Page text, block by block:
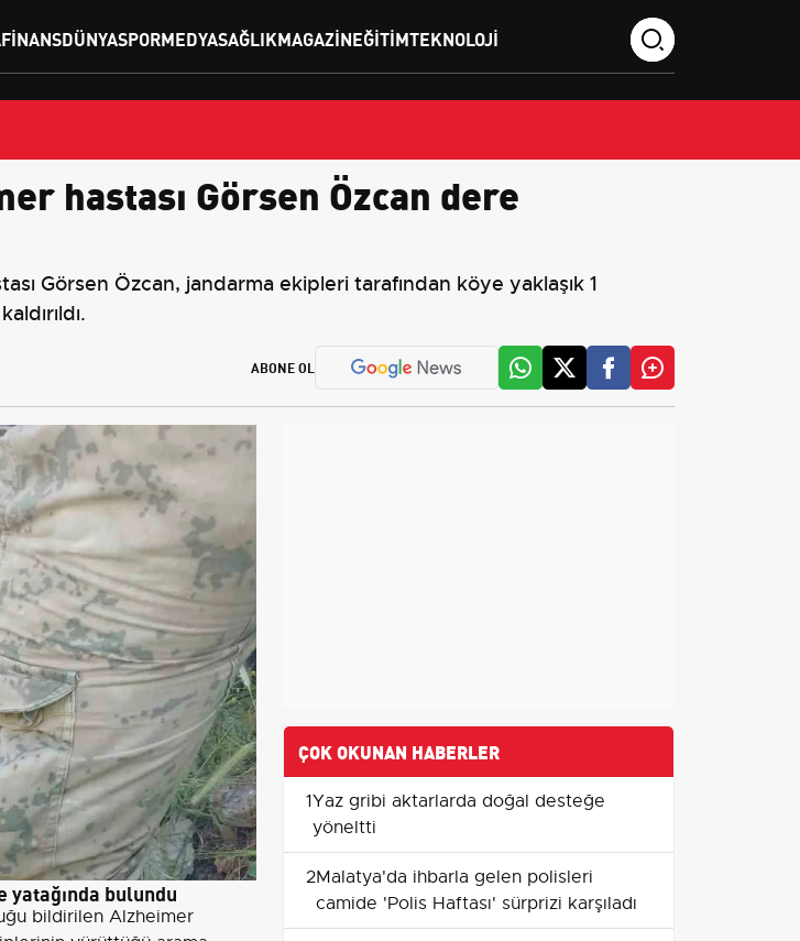
FINANSDÜNYASPORMEDYASAĞLIKMAGAZINEĞITIMTEKNOLOJI
hastası Görsen Özcan dere
Görsen Özcan, jandarma ekipleri tarafından köye yaklaşık 1
ABONE OL
yatağında bulundu
bildirilen Alzheimer
ÇOK OKUNAN HABERLER
1Yaz gribi aktarlarda doğal desteğe
yöneltti
2Malatya'da ihbarla gelen polisleri
camide 'Polis Haftası' sürprizi karşıladı